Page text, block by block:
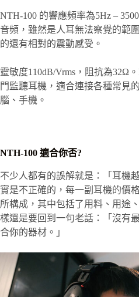
NTH-100 的響應頻率為5Hz –
音頻，雖然是人耳無法察覺的範
的還有相對的震動感受。
靈敏度110dB/Vrms，阻抗為32Ω
門監聽耳機，適合連接各種常見
腦、手機。
NTH-100 適合你否?
不少人都有的誤解就是：「耳機
實是不正確的，每一副耳機的價
所構成，其中包括了用料、用途
樣還是要回到一句老話：「沒有
合你的器材。」